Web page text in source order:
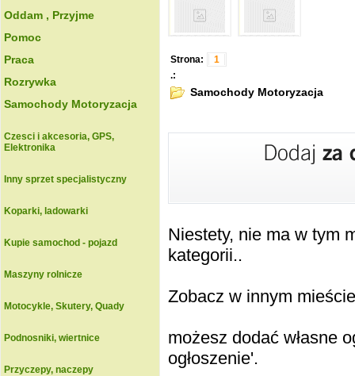
Oddam , Przyjme
Pomoc
Praca
Rozrywka
Samochody Motoryzacja
Czesci i akcesoria, GPS,
Elektronika
Inny sprzet specjalistyczny
Koparki, ladowarki
Kupie samochod - pojazd
Maszyny rolnicze
Motocykle, Skutery, Quady
Podnosniki, wiertnice
Przyczepy, naczepy
Strona:
1
.:
Samochody Motoryzacja
Niestety, nie ma w tym
kategorii..
Zobacz w innym
możesz dodać własne
ogłoszenie'.